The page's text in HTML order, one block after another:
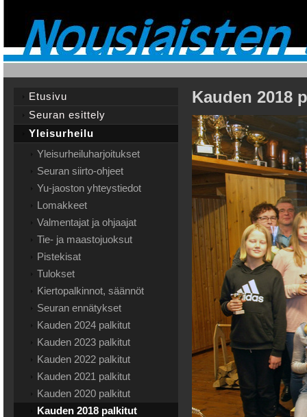
Kauden 2018
Etusivu
Seuran esittely
Yleisurheilu
Yleisurheiluharjoitukset
Seuran siirto-ohjeet
Yu-jaoston yhteystiedot
Lomakkeet
Valmentajat ja ohjaajat
Tie- ja maastojuoksut
Pistekisat
Tulokset
Kiertopalkinnot, säännöt
Seuran ennätykset
Kauden 2024 palkitut
Kauden 2023 palkitut
Kauden 2022 palkitut
Kauden 2021 palkitut
Kauden 2020 palkitut
Kauden 2018 palkitut